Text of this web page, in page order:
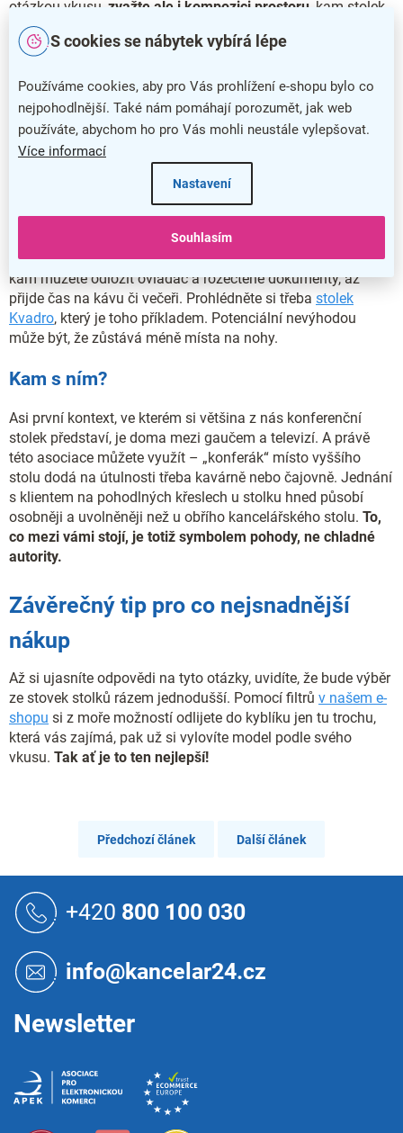
S cookies se nábytek vybírá lépe
Používáme cookies, aby pro Vás prohlížení e-shopu bylo co
nejpohodlnější. Také nám pomáhají porozumět, jak web
používáte, abychom ho pro Vás mohli neustále vylepšovat.
Více informací
Nastavení
Souhlasím
otázkou vkusu, zvažte ale i kompozici prostoru , kam stolek
pořizujete. Čtyřboký tvar je ideální před sedací soupravu
v obýváku nebo mezi dvě křesla v kanceláři. Kruh pak
třeba i v čajovně.
Bohatý výběr máte také v otázce velikosti – menší stolek je
tak akorát na konvičku a dva šálky, na větším pohodlně
poobědvá 4členná rodina. K dispozici jsou i rozkládací
modely, jejichž velikost snadno a rychle přizpůsobíte
Zamyslete se i nad tím, zdavyužijete úložný prostor pod
stolkem. Některé modely nabízejí poličku (nebo i několik),
kam můžete odložit ovladač a rozečtené dokumenty, až
přijde čas na kávu či večeři. Prohlédněte si třeba stolek
Kvadro, který je toho příkladem. Potenciální nevýhodou
může být, že zůstává méně místa na nohy.
Kam s ním?
Asi první kontext, ve kterém si většina z nás konferenční
stolek představí, je doma mezi gaučem a televizí. A právě
této asociace můžete využít – „konferák“ místo vyššího
stolu dodá na útulnosti třeba kavárně nebo čajovně. Jednání
s klientem na pohodlných křeslech u stolku hned působí
osobněji a uvolněněji než u obřího kancelářského stolu. To,
co mezi vámi stojí, je totiž symbolem pohody, ne chladné
autority.
Závěrečný tip pro co nejsnadnější
nákup
Až si ujasníte odpovědi na tyto otázky, uvidíte, že bude výběr
ze stovek stolků rázem jednodušší. Pomocí filtrů v našem e-
shopu si z moře možností odlijete do kyblíku jen tu trochu,
která vás zajímá, pak už si vylovíte model podle svého
vkusu. Tak ať je to ten nejlepší!
Předchozí článek Další článek
+420 800 100 030
info@kancelar24.cz
Newsletter